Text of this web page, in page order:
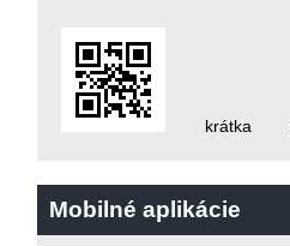
krátka
Mobilné aplikácie